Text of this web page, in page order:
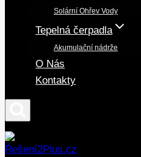
Solární Ohřev Vody
Tepelná čerpadla
Akumulační nádrže
O Nás
Kontakty